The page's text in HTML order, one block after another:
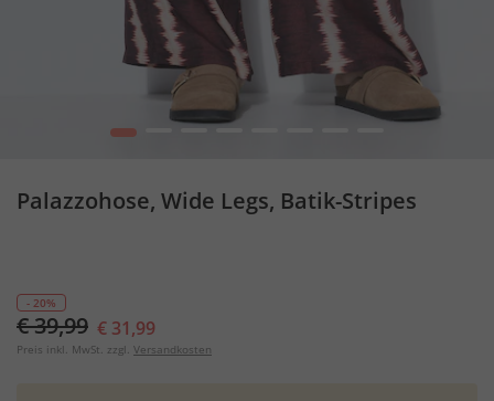
1
Palazzohose, Wide Legs, Batik-Stripes
- 20%
€ 39,99 € 31,99
Preis inkl. MwSt. zzgl. Versandkosten